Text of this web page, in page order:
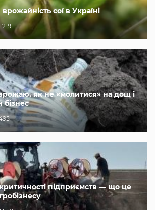
сої в Україні
219
як не «молитися» на дощ і
бізнес
критичності підприємств — що це